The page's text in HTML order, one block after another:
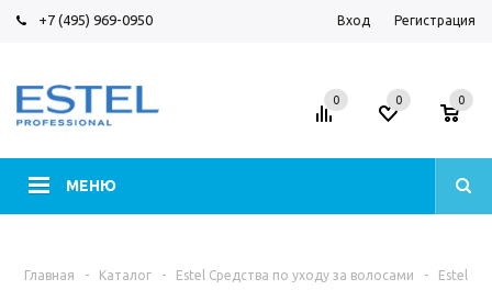
+7 (495) 969-0950 Вход Регистрация
МЕНЮ
0 0 0
Главная - Каталог - Estel Средства по уходу за волосами -
Estel